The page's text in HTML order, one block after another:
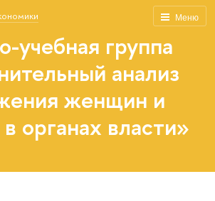
Меню
учебная группа
анализ
женщин и
органах власти»